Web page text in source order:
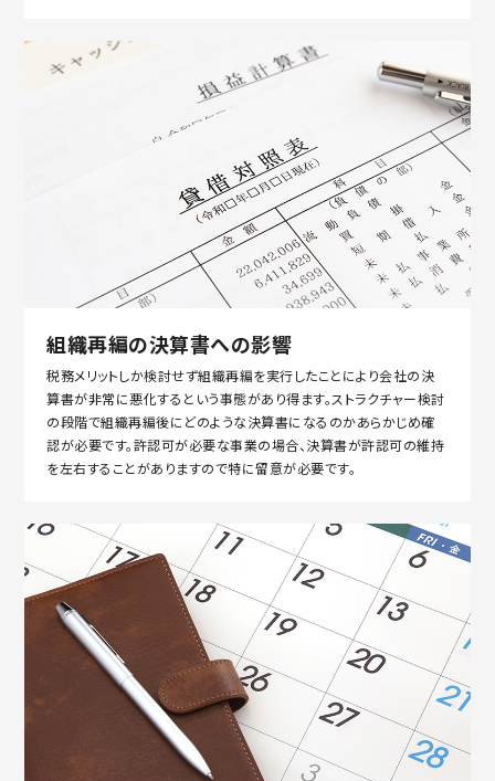
組織再編の決算書への影響
税務メリットしか検討せず組織再編を実行したことにより会社の決
算書が非常に悪化するという事態があり得ます。ストラクチャー検討
の段階で組織再編後にどのような決算書になるのかあらかじめ確
認が必要です。許認可が必要な事業の場合、決算書が許認可の維持
を左右することがありますので特に留意が必要です。